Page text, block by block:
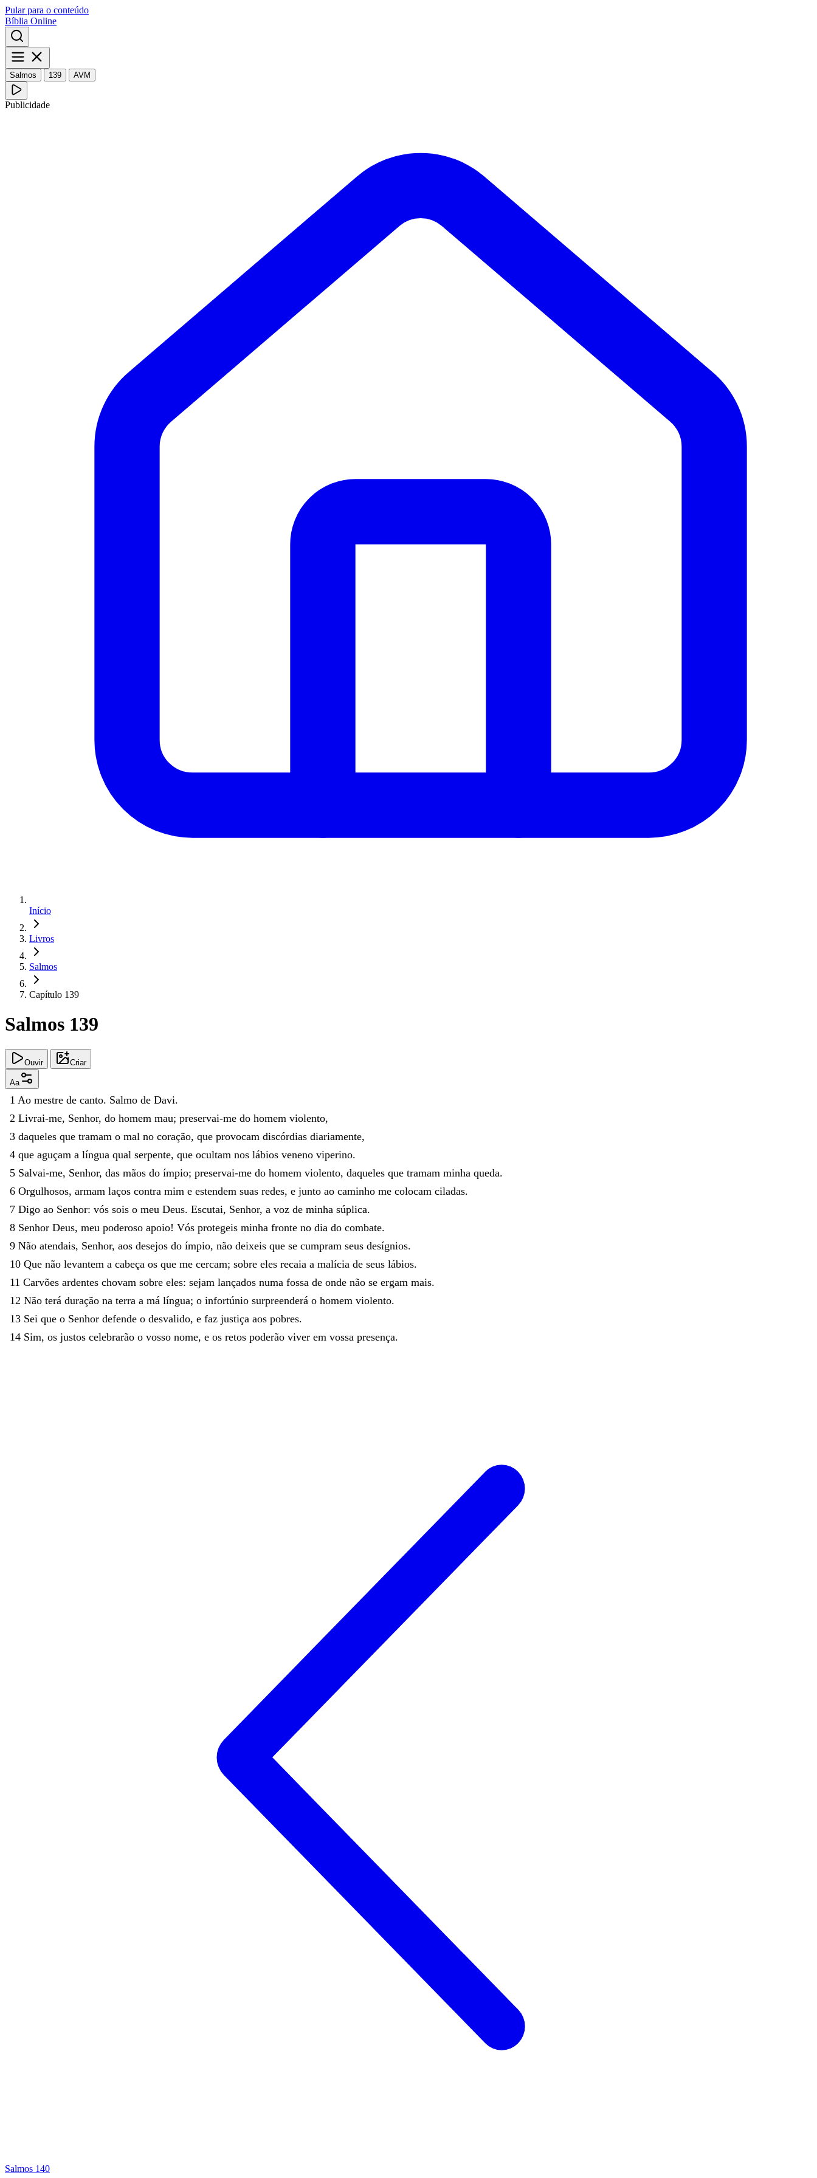
Pular para o conteúdo
Bíblia Online
Salmos 139 AVM
Publicidade
Início
Livros
Salmos
Capítulo 139
Salmos 139
Ouvir Criar
Aa
1 Ao mestre de canto. Salmo de Davi.
2 Livrai-me, Senhor, do homem mau; preservai-me do homem violento,
3 daqueles que tramam o mal no coração, que provocam discórdias diariamente,
4 que aguçam a língua qual serpente, que ocultam nos lábios veneno viperino.
5 Salvai-me, Senhor, das mãos do ímpio; preservai-me do homem violento, daqueles que tramam minha queda.
6 Orgulhosos, armam laços contra mim e estendem suas redes, e junto ao caminho me colocam ciladas.
7 Digo ao Senhor: vós sois o meu Deus. Escutai, Senhor, a voz de minha súplica.
8 Senhor Deus, meu poderoso apoio! Vós protegeis minha fronte no dia do combate.
9 Não atendais, Senhor, aos desejos do ímpio, não deixeis que se cumpram seus desígnios.
10 Que não levantem a cabeça os que me cercam; sobre eles recaia a malícia de seus lábios.
11 Carvões ardentes chovam sobre eles: sejam lançados numa fossa de onde não se ergam mais.
12 Não terá duração na terra a má língua; o infortúnio surpreenderá o homem violento.
13 Sei que o Senhor defende o desvalido, e faz justiça aos pobres.
14 Sim, os justos celebrarão o vosso nome, e os retos poderão viver em vossa presença.
Salmos 140